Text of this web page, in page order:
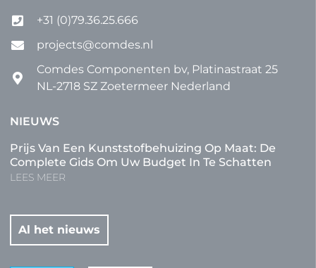
+31 (0)79.36.25.666
projects@comdes.nl
Comdes Componenten bv, Platinastraat 25
NL-2718 SZ Zoetermeer Nederland
NIEUWS
Prijs Van Een Kunststofbehuizing Op Maat: De
Complete Gids Om Uw Budget In Te Schatten
LEES MEER
Al het nieuws